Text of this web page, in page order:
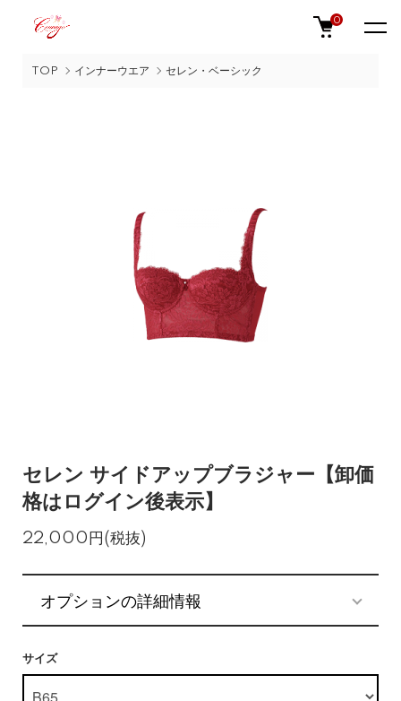
0
TOP インナーウエア セレン・ベーシック
セレン サイドアップブラジャー【卸価
格はログイン後表示】
22,000円(税抜)
オプションの詳細情報
サイズ